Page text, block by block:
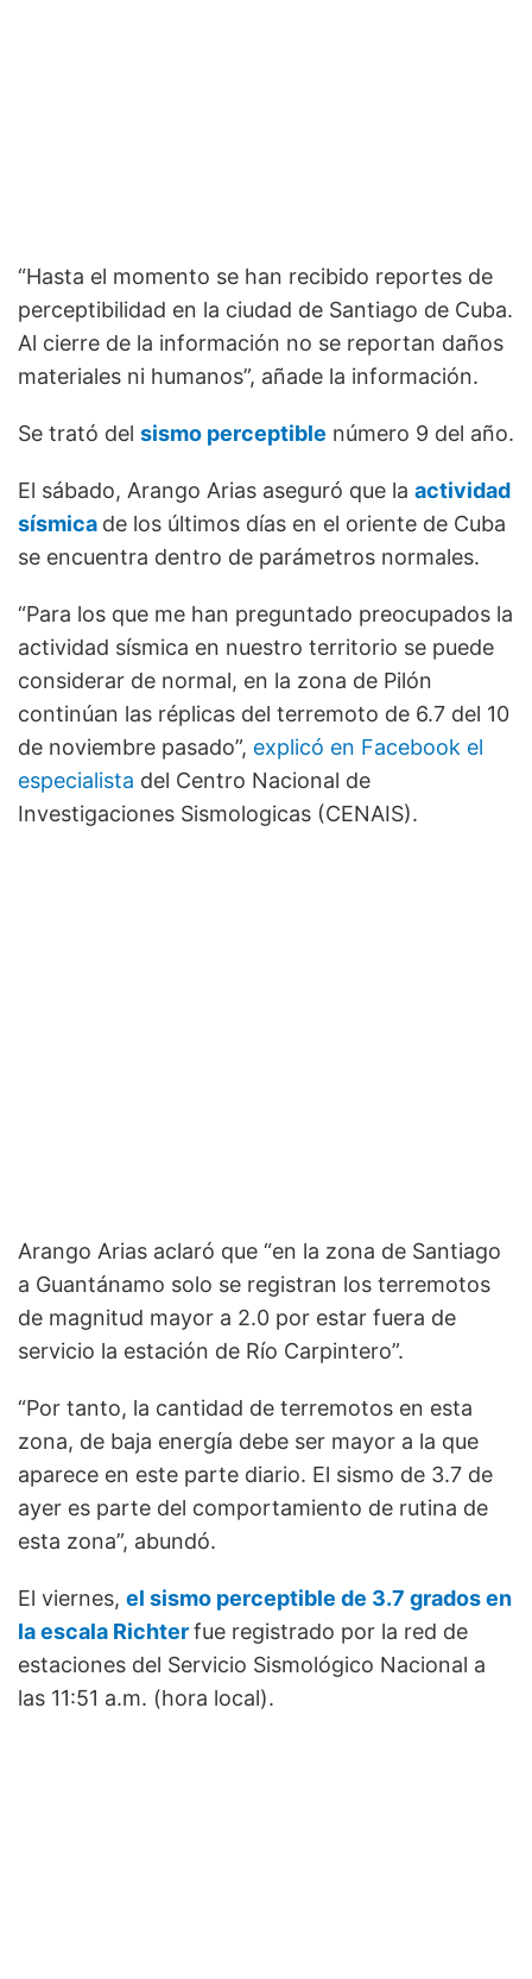
“Hasta el momento se han recibido reportes de
perceptibilidad en la ciudad de Santiago de Cuba.
Al cierre de la información no se reportan daños
materiales ni humanos”, añade la información.
Se trató del sismo perceptible número 9 del año.
El sábado, Arango Arias aseguró que la actividad
sísmica de los últimos días en el oriente de Cuba
se encuentra dentro de parámetros normales.
“Para los que me han preguntado preocupados la
actividad sísmica en nuestro territorio se puede
considerar de normal, en la zona de Pilón
continúan las réplicas del terremoto de 6.7 del 10
de noviembre pasado”, explicó en Facebook el
especialista del Centro Nacional de
Investigaciones Sismologicas (CENAIS).
Arango Arias aclaró que “en la zona de Santiago
a Guantánamo solo se registran los terremotos
de magnitud mayor a 2.0 por estar fuera de
servicio la estación de Río Carpintero”.
“Por tanto, la cantidad de terremotos en esta
zona, de baja energía debe ser mayor a la que
aparece en este parte diario. El sismo de 3.7 de
ayer es parte del comportamiento de rutina de
esta zona”, abundó.
El viernes, el sismo perceptible de 3.7 grados en
la escala Richterfue registrado por la red de
estaciones del Servicio Sismológico Nacional a
las 11:51 a.m. (hora local).